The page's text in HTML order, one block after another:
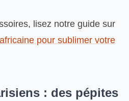
lisez notre guide sur
pour sublimer votre
: des pépites